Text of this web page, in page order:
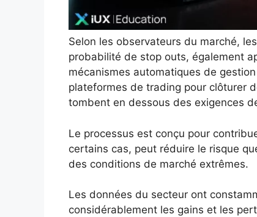
Selon les observateurs du marché,
probabilité de stop outs, également
mécanismes automatiques de
plateformes de trading pour clôturer
tombent en dessous des exigences
Le processus est conçu pour
certains cas, peut réduire le risque
des conditions de marché extrêmes.
Les données du secteur ont
considérablement les gains et les